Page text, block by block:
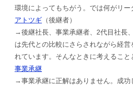
環境によってもちがう。では何がリ
アトツギ （後継者）
→後継社長、事業承継者、2代目社長
は先代との比較にさらされながら経営
れています。そんなときに考えること
事業承継
→事業承継に正解はありません。成功